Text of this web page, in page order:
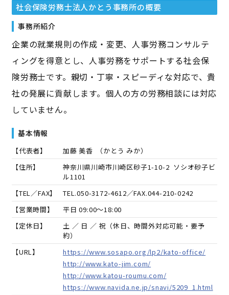
社会保険労務士法人かとう事務所の概要
事務所紹介
企業の就業規則の作成・変更、人事労務コンサルテ
ィングを得意とし、人事労務をサポートする社会保
険労務士です。親切・丁寧・スピーディな対応で、貴
社の発展に貢献します。個人の方の労務相談には対応
していません。
基本情報
【代表者】 加藤 美香 （かとう みか）
【住所】
神奈川県川崎市川崎区砂子1-10-2 ソシオ砂子ビ
ル1101
【TEL／FAX】
TEL.050-3172-4612／FAX.044-210-0242
【営業時間】
平日 09:00～18:00
【定休日】
土 ／ 日 ／ 祝（休日、時間外対応可能・要予
約）
【URL】
https://www.sosapo.org/lp2/kato-office/
http://www.kato-jim.com/
http://www.katou-roumu.com/
https://www.navida.ne.jp/snavi/5209_1.html